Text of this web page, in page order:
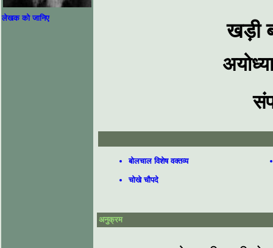
लेखक को जानिए
खड़ी
बोलचाल विशेष वक्तव्य
चोखे चौपदे
अनुक्रम